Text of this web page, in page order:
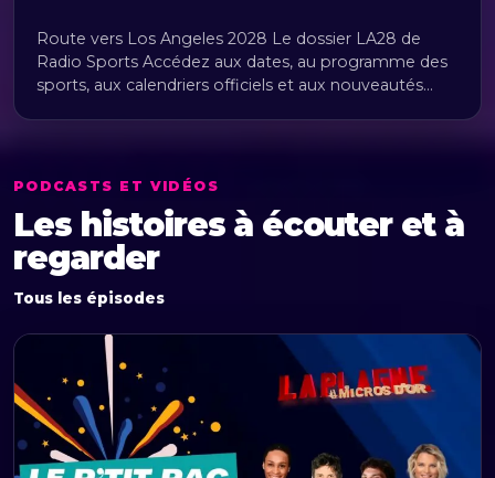
Route vers Los Angeles 2028 Le dossier LA28 de
Radio Sports Accédez aux dates, au programme des
sports, aux calendriers officiels et aux nouveautés…
PODCASTS ET VIDÉOS
Les histoires à écouter et à
regarder
Tous les épisodes